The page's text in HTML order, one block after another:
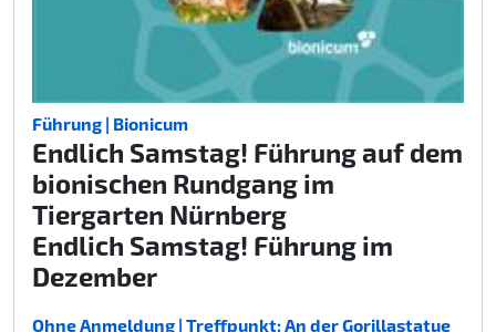
Führung | Bionicum
Endlich Samstag! Führung auf dem
bionischen Rundgang im
Tiergarten Nürnberg
Endlich Samstag! Führung im
Dezember
Ohne Anmeldung | Treffpunkt: An der Gorillastatue